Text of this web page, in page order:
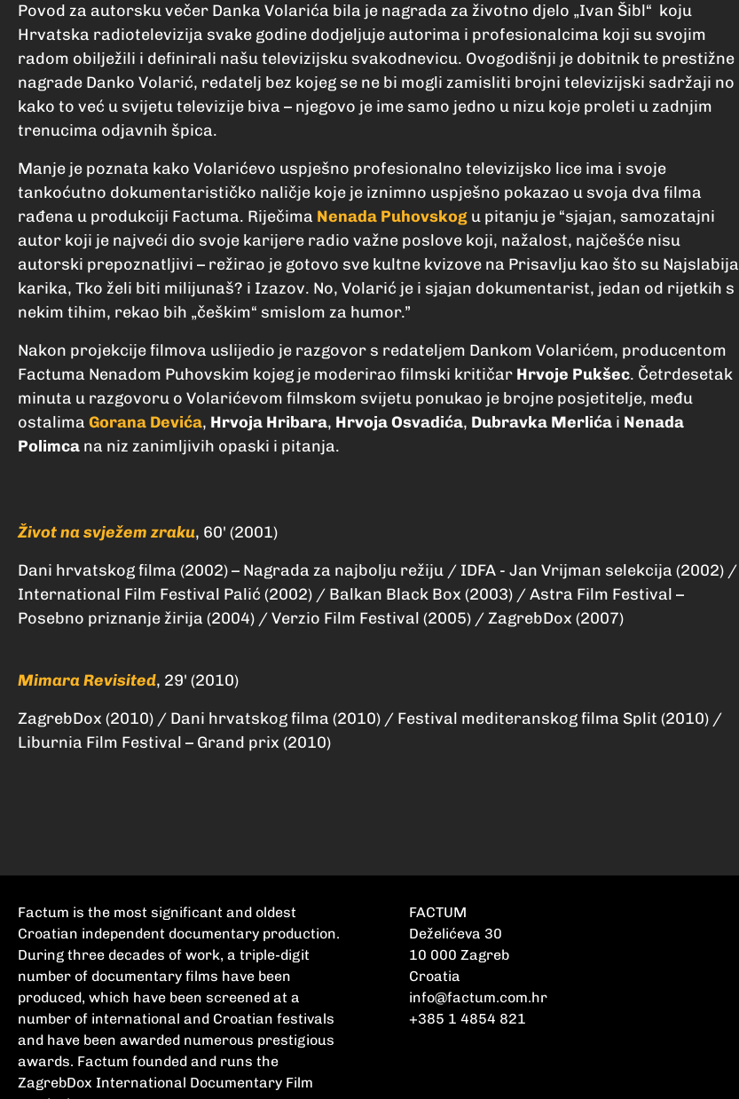
Povod za autorsku večer Danka Volarića bila je nagrada za životno djelo „Ivan Šibl“ koju
Hrvatska radiotelevizija svake godine dodjeljuje autorima i profesionalcima koji su svojim
radom obilježili i definirali našu televizijsku svakodnevicu. Ovogodišnji je dobitnik te prestižne
nagrade Danko Volarić, redatelj bez kojeg se ne bi mogli zamisliti brojni televizijski sadržaji no
kako to već u svijetu televizije biva – njegovo je ime samo jedno u nizu koje proleti u zadnjim
trenucima odjavnih špica.
Manje je poznata kako Volarićevo uspješno profesionalno televizijsko lice ima i svoje
tankoćutno dokumentarističko naličje koje je iznimno uspješno pokazao u svoja dva filma
rađena u produkciji Factuma. Riječima Nenada Puhovskog u pitanju je “sjajan, samozatajni
autor koji je najveći dio svoje karijere radio važne poslove koji, nažalost, najčešće nisu
autorski prepoznatljivi – režirao je gotovo sve kultne kvizove na Prisavlju kao što su Najslabija
karika, Tko želi biti milijunaš? i Izazov. No, Volarić je i sjajan dokumentarist, jedan od rijetkih s
nekim tihim, rekao bih „češkim“ smislom za humor.”
Nakon projekcije filmova uslijedio je razgovor s redateljem Dankom Volarićem, producentom
Factuma Nenadom Puhovskim kojeg je moderirao filmski kritičar Hrvoje Pukšec. Četrdesetak
minuta u razgovoru o Volarićevom filmskom svijetu ponukao je brojne posjetitelje, među
ostalima Gorana Devića, Hrvoja Hribara, Hrvoja Osvadića, Dubravka Merlića i Nenada
Polimca na niz zanimljivih opaski i pitanja.
Život na svježem zraku, 60' (2001)
Dani hrvatskog filma (2002) – Nagrada za najbolju režiju / IDFA - Jan Vrijman selekcija (2002) /
International Film Festival Palić (2002) / Balkan Black Box (2003) / Astra Film Festival –
Posebno priznanje žirija (2004) / Verzio Film Festival (2005) / ZagrebDox (2007)
Mimara Revisited, 29' (2010)
ZagrebDox (2010) / Dani hrvatskog filma (2010) / Festival mediteranskog filma Split (2010) /
Liburnia Film Festival – Grand prix (2010)
Factum is the most significant and oldest
Croatian independent documentary production.
During three decades of work, a triple-digit
number of documentary films have been
produced, which have been screened at a
number of international and Croatian festivals
and have been awarded numerous prestigious
awards. Factum founded and runs the
ZagrebDox International Documentary Film
FACTUM
Deželićeva 30
10 000 Zagreb
Croatia
info@factum.com.hr
+385 1 4854 821